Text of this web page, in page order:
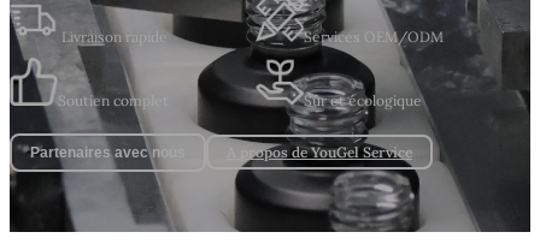
Livraison rapide Services OEM/ODM
Soutien complet Sûr et écologique
Partenaires avec nous A propos de YouGel Service